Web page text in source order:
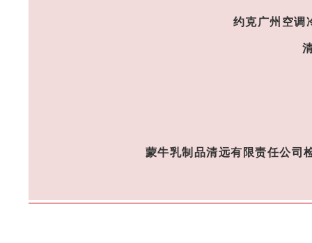
约克广州空调
蒙牛乳制品清远有限责任公司